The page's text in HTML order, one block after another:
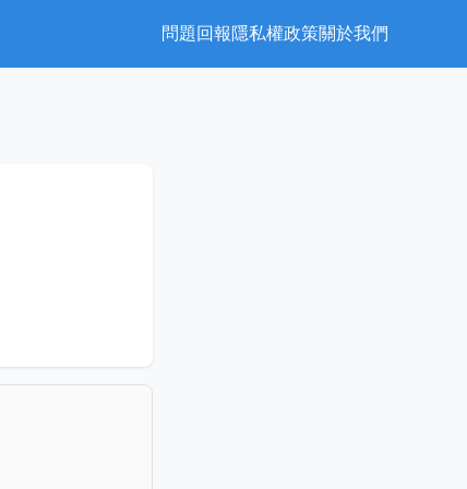
問題回報隱私權政策關於我們